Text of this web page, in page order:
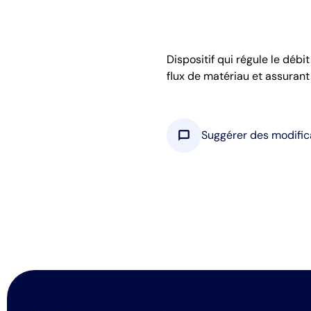
Dispositif qui régule le
flux de matériau et
chat_bubble Suggérer des